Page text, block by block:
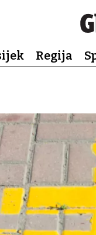
Regija